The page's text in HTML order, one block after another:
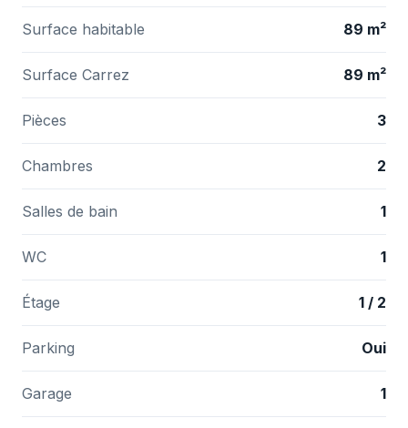
Surface habitable 89 m²
Surface Carrez 89 m²
Pièces 3
Chambres 2
Salles de bain 1
WC 1
Étage 1 / 2
Parking Oui
Garage 1